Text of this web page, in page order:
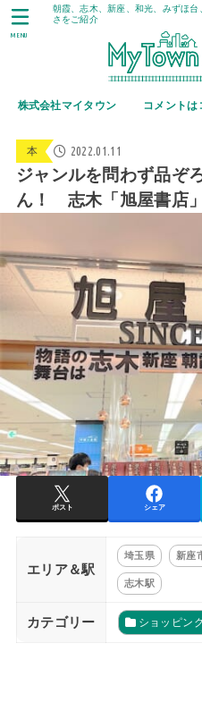
朝霞、志木、新座、和光、みずほ
さをご紹介
株式会社マイタウン コメントは
MENU
本 2022.01.11
ジャンルを問わず品ぞ
ん！ 志木「旭屋書店」
ポスト シェア
エリア＆駅
埼玉県 新座
志木駅
カテゴリー ショッピン